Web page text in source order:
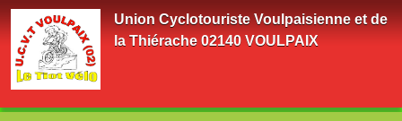
Union Cyclotouriste Voulpaisienne et de
la Thiérache 02140 VOULPAIX
Panneau de gestion des cookies